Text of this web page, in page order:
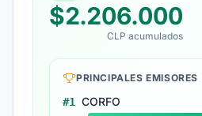
$2.206.000
CLP acumulados
PRINCIPALES EMISORES
#1 CORFO